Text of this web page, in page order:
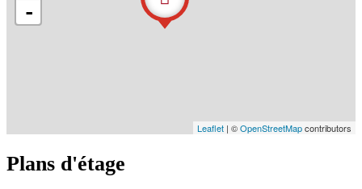
-
Leaflet | ©OpenStreetMapcontributors
Plans d'étage